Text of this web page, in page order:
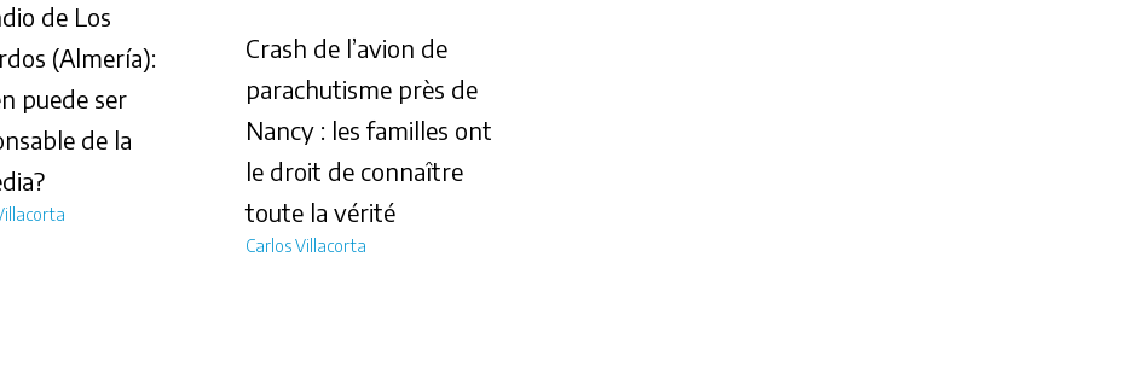
de Los
(Almería):
puede ser
de la
Crash de l’avion de
parachutisme près de
Nancy : les familles ont
le droit de connaître
toute la vérité
Carlos Villacorta